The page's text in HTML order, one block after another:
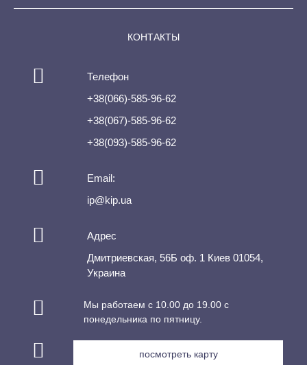
КОНТАКТЫ
Телефон
+38(066)-585-96-62
+38(067)-585-96-62
+38(093)-585-96-62
Email:
ip@kip.ua
Адрес
Дмитриевская, 56Б оф. 1 Киев 01054,
Украина
Мы работаем с 10.00 до 19.00 с
понедельника по пятницу.
посмотреть карту